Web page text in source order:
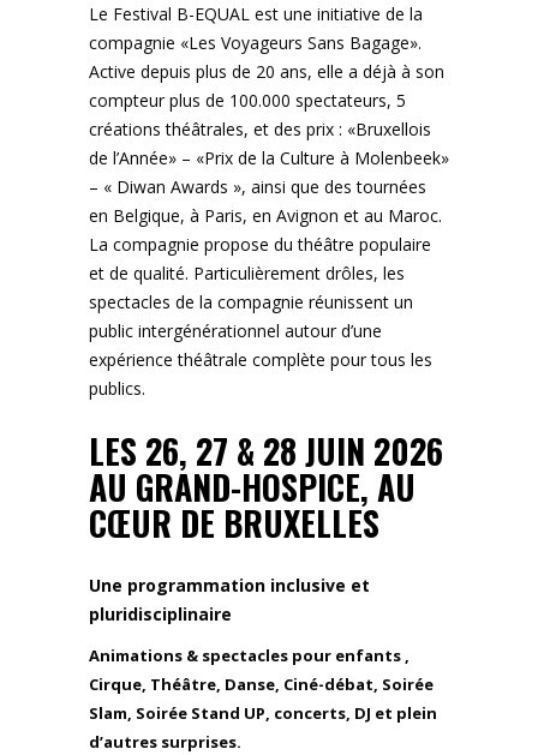
Le Festival B-EQUAL est une initiative de la
compagnie «Les Voyageurs Sans Bagage».
Active depuis plus de 20 ans, elle a déjà à son
compteur plus de 100.000 spectateurs, 5
créations théâtrales, et des prix : «Bruxellois
de l’Année» – «Prix de la Culture à Molenbeek»
– « Diwan Awards », ainsi que des tournées
en Belgique, à Paris, en Avignon et au Maroc.
La compagnie propose du théâtre populaire
et de qualité. Particulièrement drôles, les
spectacles de la compagnie réunissent un
public intergénérationnel autour d’une
expérience théâtrale complète pour tous les
publics.
LES 26, 27 & 28 JUIN 2026
AU GRAND-HOSPICE, AU
CŒUR DE BRUXELLES
Une programmation inclusive et
pluridisciplinaire
Animations & spectacles pour enfants ,
Cirque, Théâtre, Danse, Ciné-débat, Soirée
Slam, Soirée Stand UP, concerts, DJ et plein
d’autres surprises.